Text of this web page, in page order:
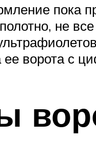
пока
не
ее ворота с